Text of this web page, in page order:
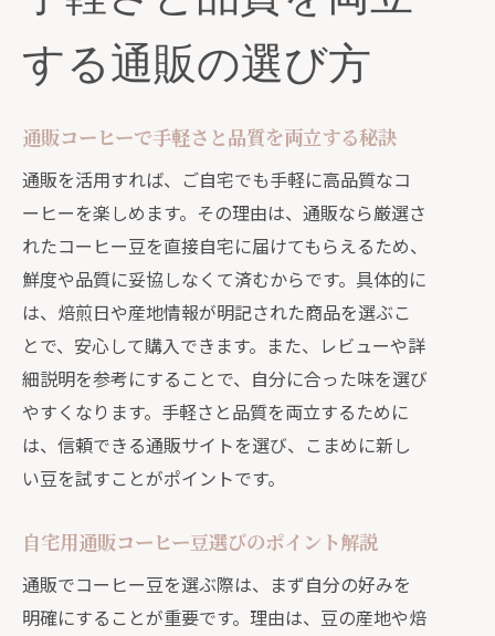
する通販の選び方
通販コーヒーで手軽さと品質を両立する秘訣
通販を活用すれば、ご自宅でも手軽に高品質なコ
ーヒーを楽しめます。その理由は、通販なら厳選さ
れたコーヒー豆を直接自宅に届けてもらえるため、
鮮度や品質に妥協しなくて済むからです。具体的に
は、焙煎日や産地情報が明記された商品を選ぶこ
とで、安心して購入できます。また、レビューや詳
細説明を参考にすることで、自分に合った味を選び
やすくなります。手軽さと品質を両立するために
は、信頼できる通販サイトを選び、こまめに新し
い豆を試すことがポイントです。
自宅用通販コーヒー豆選びのポイント解説
通販でコーヒー豆を選ぶ際は、まず自分の好みを
明確にすることが重要です。理由は、豆の産地や焙